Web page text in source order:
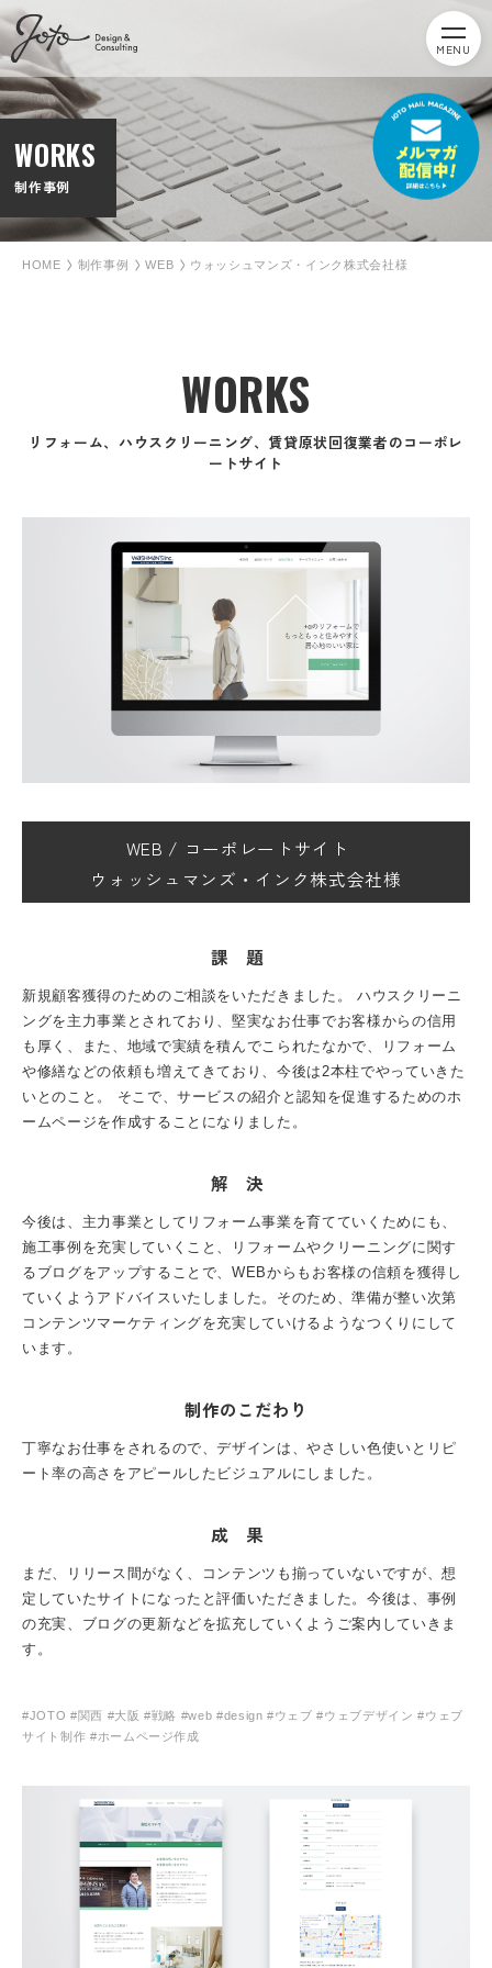
MENU
WORKS
制作事例
HOME 制作事例 WEB ウォッシュマンズ・インク株式会社様
WORKS
リフォーム、ハウスクリーニング、賃貸原状回復業者のコーポレ
ートサイト
WEB / コーポレートサイト
ウォッシュマンズ・インク株式会社様
課題
新規顧客獲得のためのご相談をいただきました。
ハウスクリーニ
ングを主力事業とされており、堅実なお仕事でお客様からの信用
も厚く、また、地域で実績を積んでこられたなかで、リフォーム
や修繕などの依頼も増えてきており、今後は2本柱でやっていきた
いとのこと。
そこで、サービスの紹介と認知を促進するためのホ
ームページを作成することになりました。
解決
今後は、主力事業としてリフォーム事業を育てていくためにも、
施工事例を充実していくこと、リフォームやクリーニングに関す
るブログをアップすることで、WEBからもお客様の信頼を獲得し
ていくようアドバイスいたしました。そのため、準備が整い次第
コンテンツマーケティングを充実していけるようなつくりにして
います。
制作のこだわり
丁寧なお仕事をされるので、デザインは、やさしい色使いとリピ
ート率の高さをアピールしたビジュアルにしました。
成果
まだ、リリース間がなく、コンテンツも揃っていないですが、想
定していたサイトになったと評価いただきました。今後は、事例
の充実、ブログの更新などを拡充していくようご案内していきま
す。
#JOTO #関西 #大阪 #戦略 #web #design #ウェブ #ウェブデザイン #ウェブ
サイト制作 #ホームページ作成